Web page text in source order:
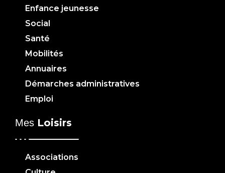
Enfance jeunesse
Social
Santé
Mobilités
Annuaires
Démarches administratives
Emploi
Mes Loisirs
Associations